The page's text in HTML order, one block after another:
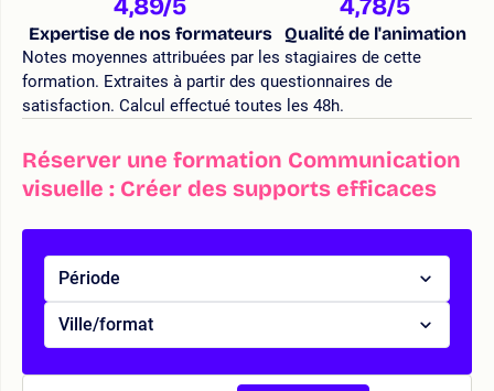
4,89/5
Expertise de nos formateurs
4,78/5
Qualité de l'animation
Notes moyennes attribuées par les stagiaires de cette
formation. Extraites à partir des questionnaires de
satisfaction. Calcul effectué toutes les 48h.
Réserver une formation Communication
visuelle : Créer des supports efficaces
Période
Ville/format